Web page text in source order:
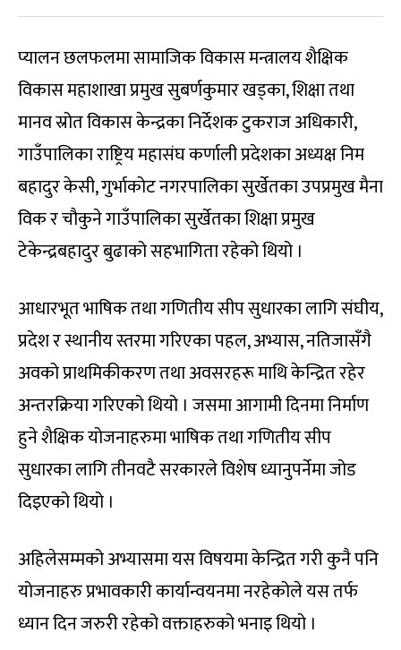
प्यालन छलफलमा सामाजिक विकास मन्त्रालय शैक्षिक
विकास महाशाखा प्रमुख सुबर्णकुमार खड्का, शिक्षा तथा
मानव स्रोत विकास केन्द्रका निर्देशक टुकराज अधिकारी,
गाउँपालिका राष्ट्रिय महासंघ कर्णाली प्रदेशका अध्यक्ष निम
बहादुर केसी, गुर्भाकोट नगरपालिका सुर्खेतका उपप्रमुख मैना
विक र चौकुने गाउँपालिका सुर्खेतका शिक्षा प्रमुख
टेकेन्द्रबहादुर बुढाको सहभागिता रहेको थियो ।
आधारभूत भाषिक तथा गणितीय सीप सुधारका लागि संघीय,
प्रदेश र स्थानीय स्तरमा गरिएका पहल, अभ्यास, नतिजासँगै
अवको प्राथमिकीकरण तथा अवसरहरू माथि केन्द्रित रहेर
अन्तरक्रिया गरिएको थियो । जसमा आगामी दिनमा निर्माण
हुने शैक्षिक योजनाहरुमा भाषिक तथा गणितीय सीप
सुधारका लागि तीनवटै सरकारले विशेष ध्यानुपर्नेमा जोड
दिइएको थियो ।
अहिलेसम्मको अभ्यासमा यस विषयमा केन्द्रित गरी कुनै पनि
योजनाहरु प्रभावकारी कार्यान्वयनमा नरहेकोले यस तर्फ
ध्यान दिन जरुरी रहेको वक्ताहरुको भनाइ थियो ।